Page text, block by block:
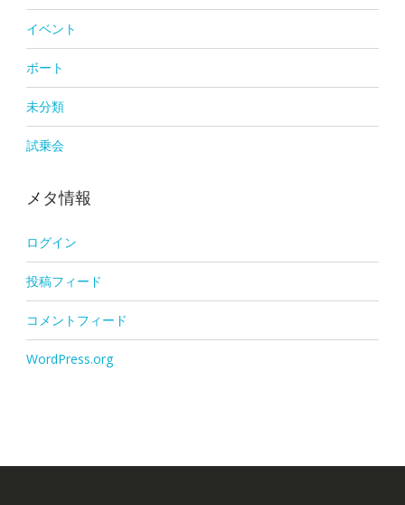
イベント
ボート
未分類
試乗会
メタ情報
ログイン
投稿フィード
コメントフィード
WordPress.org